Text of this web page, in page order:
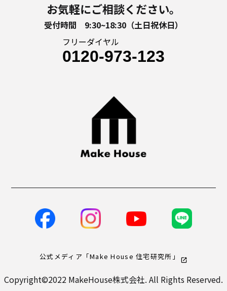
お気軽にご相談ください。
受付時間 9:30~18:30（土日祝休日）
フリーダイヤル
0120-973-123
公式メディア「Make House 住宅研究所」
Copyright©2022 MakeHouse株式会社. All Rights Reserved.